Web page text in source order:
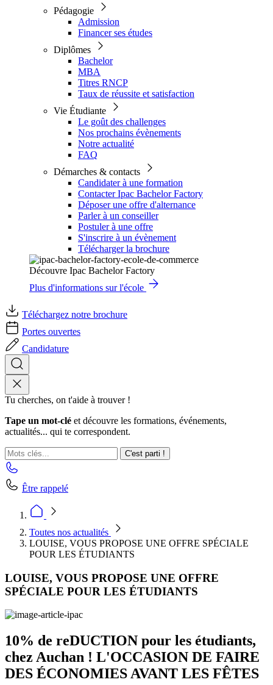
Pédagogie
Admission
Financer ses études
Diplômes
Bachelor
MBA
Titres RNCP
Taux de réussite et satisfaction
Vie Étudiante
Le goût des challenges
Nos prochains évènements
Notre actualité
FAQ
Démarches & contacts
Candidater à une formation
Contacter Ipac Bachelor Factory
Déposer une offre d'alternance
Parler à un conseiller
Postuler à une offre
S'inscrire à un évènement
Télécharger la brochure
Découvre Ipac Bachelor Factory
Plus d'informations sur l'école
Téléchargez notre brochure
Portes ouvertes
Candidature
Tu cherches, on t'aide à trouver !
Tape un mot-clé et découvre les formations, événements,
actualités... qui te correspondent.
C'est parti !
Être rappelé
Toutes nos actualités
LOUISE, VOUS PROPOSE UNE OFFRE SPÉCIALE
POUR LES ÉTUDIANTS
LOUISE, VOUS PROPOSE UNE OFFRE
SPÉCIALE POUR LES ÉTUDIANTS
10% de reDUCTION pour les étudiants,
chez Auchan ! L'OCCASION DE FAIRE
DES ÉCONOMIES AVANT LES FÊTES